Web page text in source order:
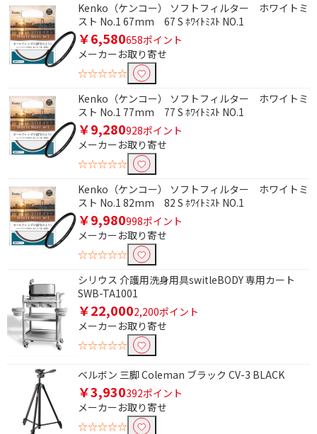
Kenko（ケンコー） ソフトフィルター ホワイトミ
スト No.1 67mm 67 S ﾎﾜｲﾄﾐｽﾄ NO.1
￥6,580658ポイント
メーカーお取り寄せ
☆☆☆☆☆
Kenko（ケンコー） ソフトフィルター ホワイトミ
スト No.1 77mm 77 S ﾎﾜｲﾄﾐｽﾄ NO.1
￥9,280928ポイント
メーカーお取り寄せ
☆☆☆☆☆
Kenko（ケンコー） ソフトフィルター ホワイトミ
スト No.1 82mm 82 S ﾎﾜｲﾄﾐｽﾄ NO.1
￥9,980998ポイント
メーカーお取り寄せ
☆☆☆☆☆
シリウス 介護用洗身用具switleBODY 専用カート
SWB-TA1001
￥22,0002,200ポイント
メーカーお取り寄せ
☆☆☆☆☆
ベルボン 三脚 Coleman ブラック CV-3 BLACK
￥3,930392ポイント
メーカーお取り寄せ
☆☆☆☆☆